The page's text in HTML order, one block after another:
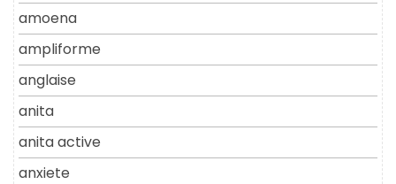
amoena
ampliforme
anglaise
anita
anita active
anxiete